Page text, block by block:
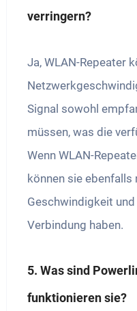
verringern?
Ja, WLAN-Repeater
Signal sowohl
müssen, was die
Wenn WLAN-
können sie ebenfalls
Geschwindigkeit
Verbindung haben.
5. Was sind
funktionieren sie?